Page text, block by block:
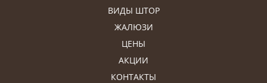
ВИДЫ ШТОР
ЖАЛЮЗИ
ЦЕНЫ
АКЦИИ
КОНТАКТЫ